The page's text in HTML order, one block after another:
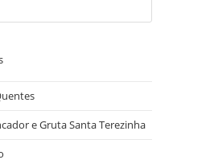
e Gruta Santa Terezinha